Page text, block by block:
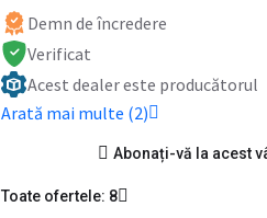
Demn de încredere
Verificat
Acest dealer este producătorul
Arată mai multe (2)
Abonați-vă la acest
Toate ofertele: 8